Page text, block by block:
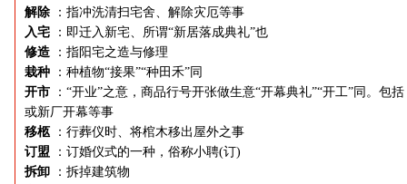
解除
：指冲洗清扫宅舍、解除灾厄等事
入宅
：即迁入新宅、所谓“新居落成典礼”也
修造
：指阳宅之造与修理
栽种
：种植物“接果”“种田禾”同
开市
：“开业”之意，商品行号开张做生意“开幕典礼”“开工”同。
或新厂开幕等事
移柩
：行葬仪时、将棺木移出屋外之事
订盟
：订婚仪式的一种，俗称小聘(订)
拆卸
：拆掉建筑物